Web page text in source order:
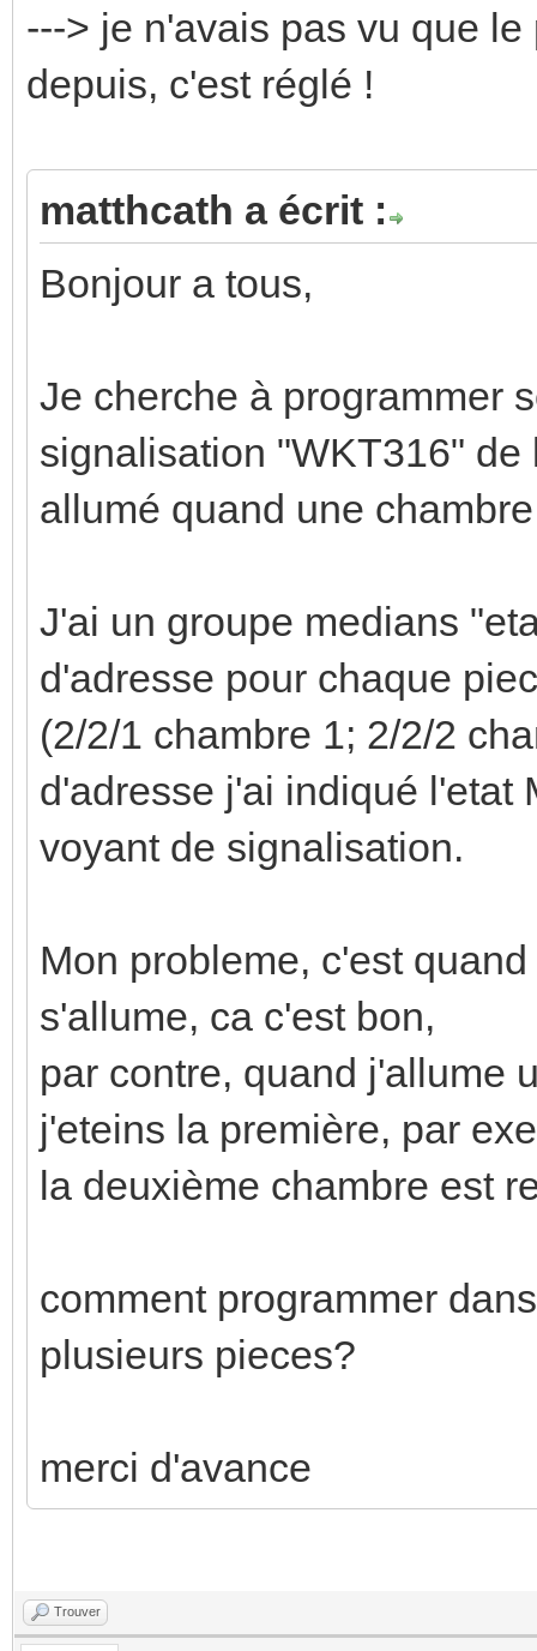
---> je n'avais pas vu que
depuis, c'est réglé !
matthcath a écrit :
Bonjour a tous,
Je cherche à programmer
signalisation "WKT316"
allumé quand une
J'ai un groupe medians
d'adresse pour chaque
(2/2/1 chambre 1; 2/2/2
d'adresse j'ai indiqué l'etat
voyant de signalisation.
Mon probleme, c'est
s'allume, ca c'est bon,
par contre, quand j'allume
j'eteins la première, par
la deuxième chambre est
comment programmer
plusieurs pieces?
merci d'avance
Trouver